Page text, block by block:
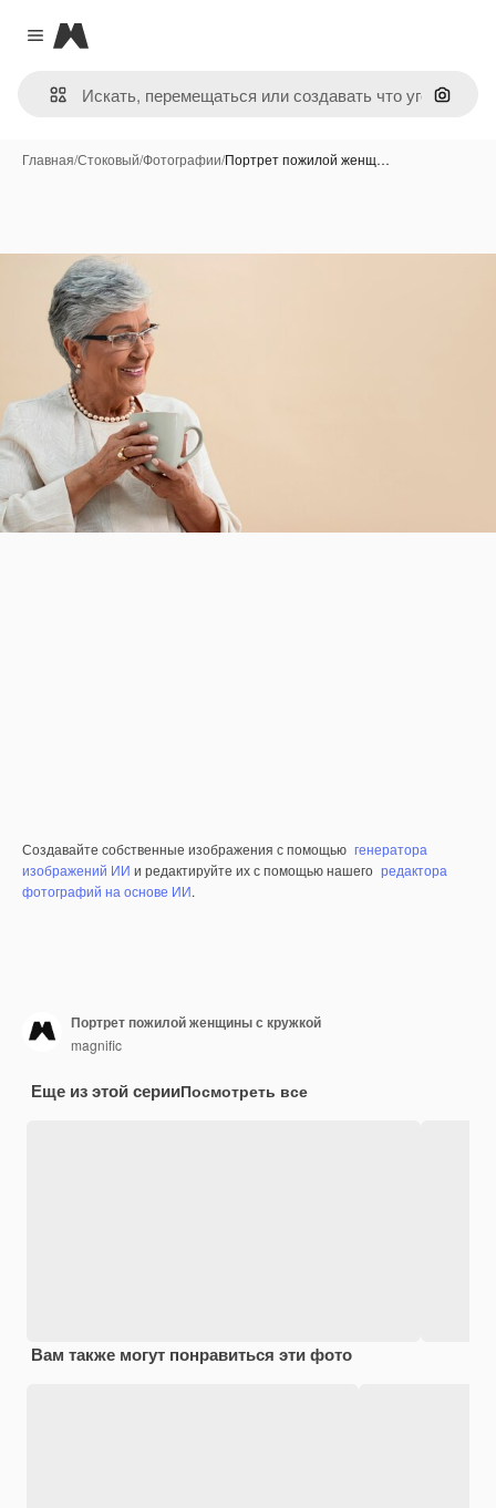
Close menu
Magnific
Поиск
Главная/Стоковый/Фотографии/Портрет пожилой женщ…
Создавайте собственные изображения с помощью генератора
изображений ИИ и редактируйте их с помощью нашего редактора
фотографий на основе ИИ.
Портрет пожилой женщины с кружкой
magnific
Еще из этой серииПосмотреть все
Вам также могут понравиться эти фото